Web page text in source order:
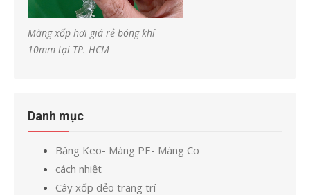
Màng xốp hơi giá rẻ bóng khí
10mm tại TP. HCM
Danh mục
Băng Keo- Màng PE- Màng Co
cách nhiệt
Cây xốp dẻo trang trí